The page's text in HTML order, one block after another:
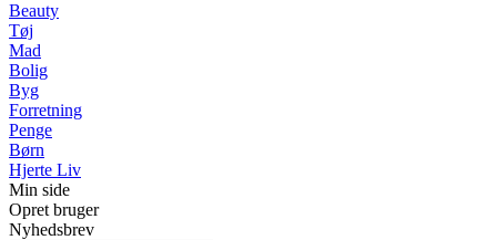
Beauty
Tøj
Mad
Bolig
Byg
Forretning
Penge
Børn
Hjerte Liv
Min side
Opret bruger
Nyhedsbrev